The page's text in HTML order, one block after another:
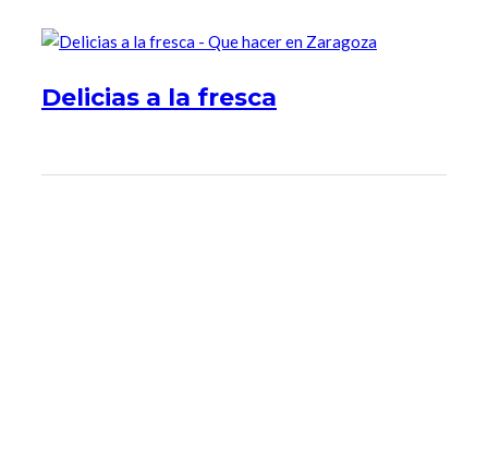
Delicias a la fresca